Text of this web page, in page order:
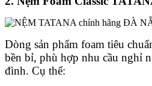
Dòng sản phẩm foam tiêu
bền bỉ, phù hợp nhu cầu nghỉ
đình. Cụ thể: